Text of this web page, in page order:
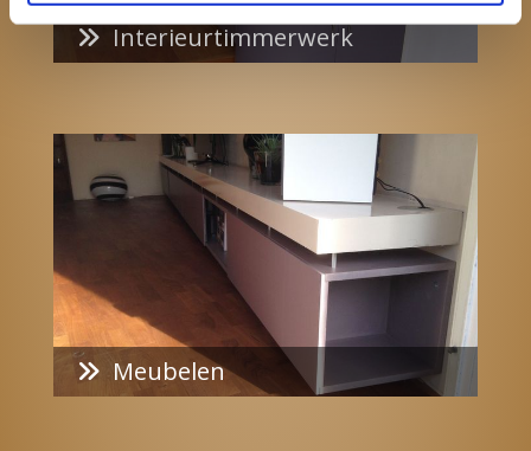
 Interieurtimmerwerk
 Meubelen